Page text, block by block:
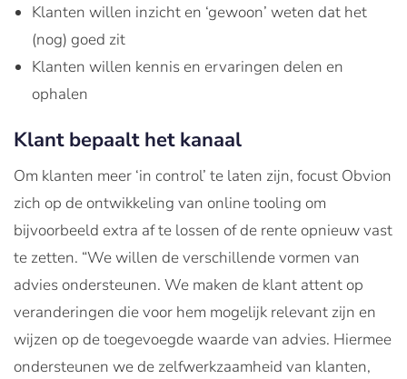
Klanten willen inzicht en ‘gewoon’ weten dat het
(nog) goed zit
Klanten willen kennis en ervaringen delen en
ophalen
Klant bepaalt het kanaal
Om klanten meer ‘in control’ te laten zijn, focust Obvion
zich op de ontwikkeling van online tooling om
bijvoorbeeld extra af te lossen of de rente opnieuw vast
te zetten. “We willen de verschillende vormen van
advies ondersteunen. We maken de klant attent op
veranderingen die voor hem mogelijk relevant zijn en
wijzen op de toegevoegde waarde van advies. Hiermee
ondersteunen we de zelfwerkzaamheid van klanten,